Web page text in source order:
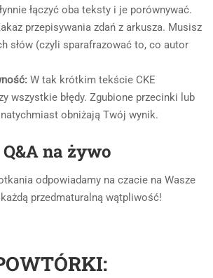
łączyć oba teksty i je porównywać.
przepisywania zdań z arkusza. Musisz
słów (czyli sparafrazować to, co autor
W tak krótkim tekście CKE
wszystkie błędy. Zgubione przecinki lub
natychmiast obniżają Twój wynik.
Q&A na żywo
odpowiadamy na czacie na Wasze
przedmaturalną wątpliwość!